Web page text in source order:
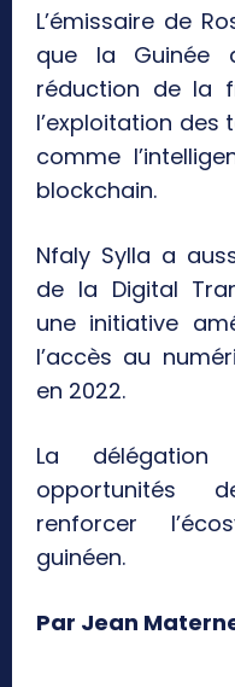
L’émissaire de
que la Guinée
réduction de la
l’exploitation des
comme
blockchain.
Nfaly Sylla a
de la Digital
une initiative
l’accès au
en 2022.
La
opportunités
renforcer
guinéen.
Par Jean